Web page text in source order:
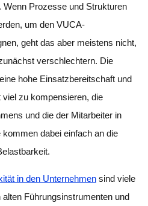
Wenn Prozesse und Strukturen
um den VUCA-
geht das aber meistens nicht,
verschlechtern. Die
hohe Einsatzbereitschaft und
zu kompensieren, die
und die der Mitarbeiter in
dabei einfach an die
in den Unternehmen sind viele
Führungsinstrumenten und